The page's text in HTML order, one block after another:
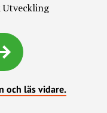
och läs vidare.